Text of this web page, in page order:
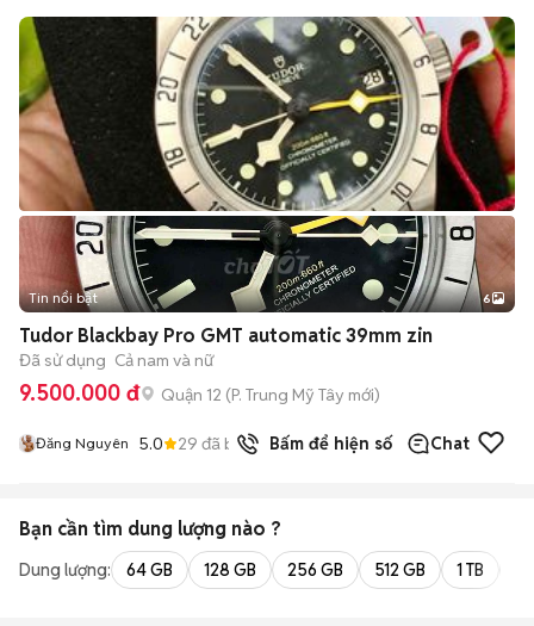
+2
Tin nổi bật 6
Tudor Blackbay Pro GMT automatic 39mm zin
Đã sử dụng Cả nam và nữ
9.500.000 đ Quận 12 (P. Trung Mỹ Tây mới)
Đăng Nguyên 5.0 29 đã bán Bấm để hiện số Chat
Bạn cần tìm dung lượng nào ?
Dung lượng: 64 GB 128 GB 256 GB 512 GB 1 TB